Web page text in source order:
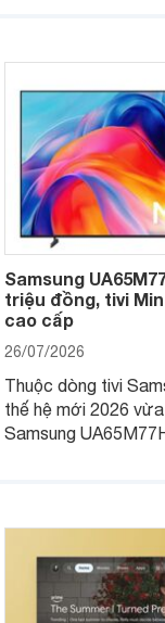
Samsung
triệu đồng, tivi
cao cấp
26/07/2026
Thuộc dòng tivi
thế hệ mới 2026
Samsung